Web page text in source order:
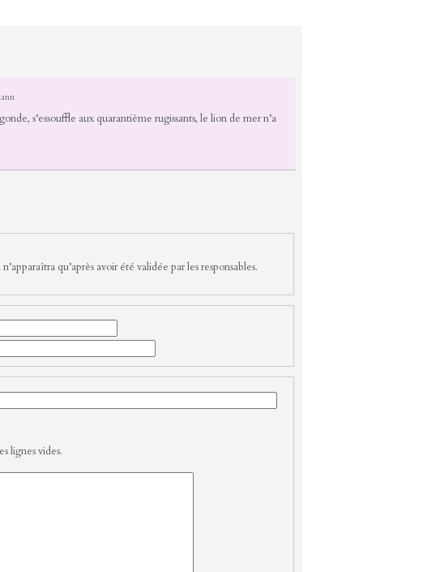
s’essouffle aux quarantième rugissants, le lion de mer n’a
qu’après avoir été validée par les responsables.
lignes vides.